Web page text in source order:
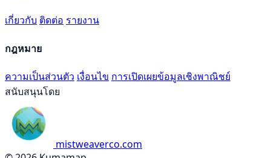
เกี่ยวกับ ติดต่อ รายงาน
กฎหมาย
ความเป็นส่วนตัว เงื่อนไข การเปิดเผยข้อมูลเชิงพาณิชย์
สนับสนุนโดย
mistweaverco.com